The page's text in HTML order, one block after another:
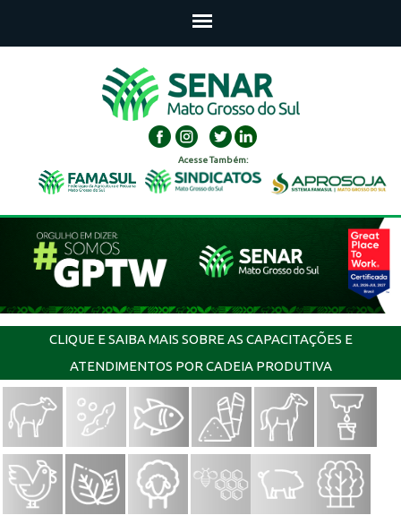
Acesse Também:
CLIQUE E SAIBA MAIS SOBRE AS CAPACITAÇÕES E
ATENDIMENTOS POR CADEIA PRODUTIVA